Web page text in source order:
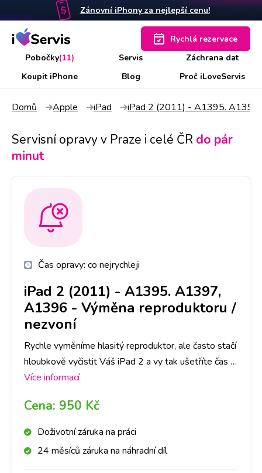
Zánovní iPhony za nejlepší cenu!
Pobočky(11) Servis
Záchrana dat
Koupit iPhone
Blog Proč iLoveServis
Rychlá rezervace
Domů Apple iPad iPad 2 (2011) - A1395.
Servisní opravy v Praze i celé ČR do pár
minut
Čas opravy: co nejrychleji
iPad 2 (2011) - A1395. A1397,
A1396 - Výměna reproduktoru /
nezvoní
Rychle vyměníme hlasitý reproduktor, ale často stačí
hloubkově vyčistit Váš iPad 2 a vy tak ušetříte čas i
peníze. Doporučujeme si udělat rezervaci nebo
připraven. Reproduktor pak vyčistíme nebo
vyměníme a přístroj bude opět hlasitý.
Více informací
Cena: 950 Kč
Doživotní záruka na práci
24 měsíců záruka na náhradní díl